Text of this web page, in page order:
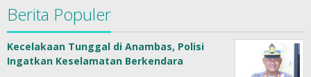
Berita Populer
Kecelakaan Tunggal di Anambas, Polisi
Ingatkan Keselamatan Berkendara